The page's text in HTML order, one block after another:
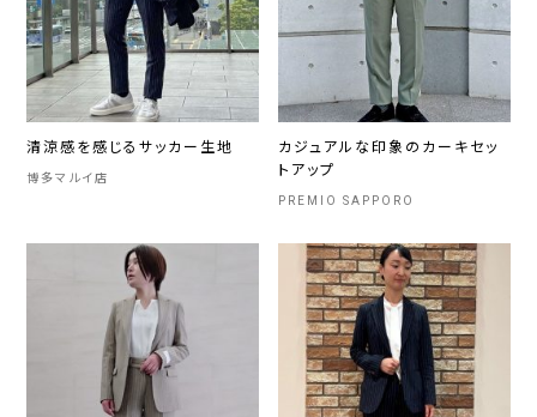
清涼感を感じるサッカー生地
博多マルイ店
カジュアルな印象のカーキセッ
トアップ
PREMIO SAPPORO